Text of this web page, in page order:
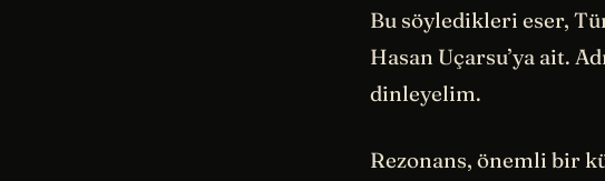
Bu söyledikleri eser,
Hasan Uçarsu’ya ait.
dinleyelim.
Rezonans, önemli bir